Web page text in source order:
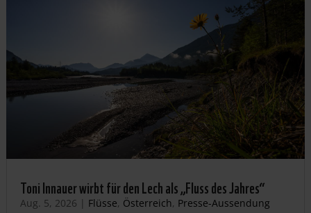
Toni Innauer wirbt für den Lech als „Fluss des Jahres“
Aug. 5, 2026 | Flüsse, Österreich, Presse-Aussendung